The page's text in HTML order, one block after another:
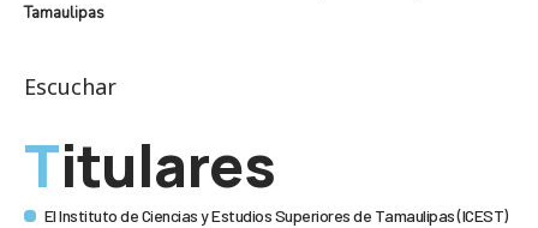
Tamaulipas
Escuchar
Titulares
El Instituto de Ciencias y Estudios Superiores de Tamaulipas (ICEST)